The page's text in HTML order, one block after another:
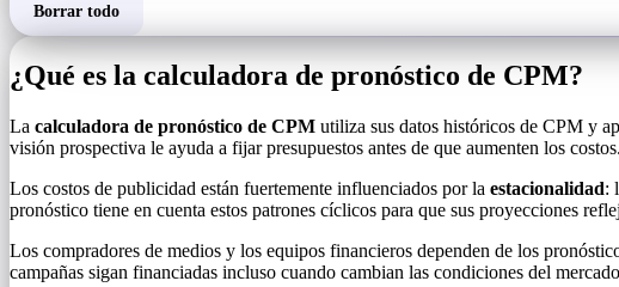
Borrar todo
¿Qué es la calculadora de pronóstico de CPM?
La calculadora de pronóstico de CPM utiliza sus datos históricos de CPM y
visión prospectiva le ayuda a fijar presupuestos antes de que aumenten los costos.
Los costos de publicidad están fuertemente influenciados por la estacionalidad:
pronóstico tiene en cuenta estos patrones cíclicos para que sus proyecciones
Los compradores de medios y los equipos financieros dependen de los
campañas sigan financiadas incluso cuando cambian las condiciones del